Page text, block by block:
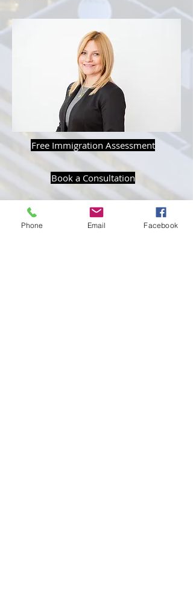
Free Immigration Assessment
Book a Consultation
Back
Phone Email Facebook